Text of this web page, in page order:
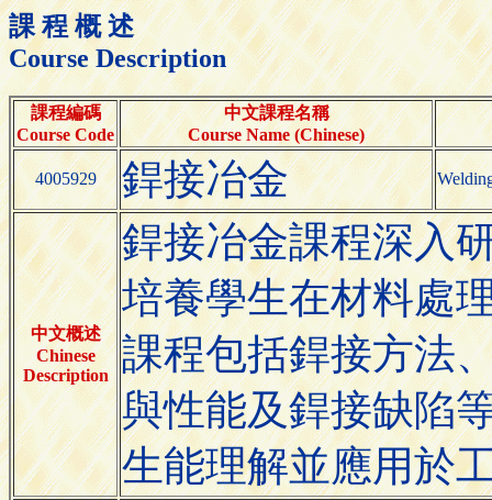
課 程 概 述
Course Description
課程編碼
Course Code
中文課程名稱
Course Name (Chinese)
4005929 銲接冶金
中文概述
Chinese
Description
銲接冶金課程深入
培養學生在材料處
課程包括銲接方法
與性能及銲接缺陷
生能理解並應用於